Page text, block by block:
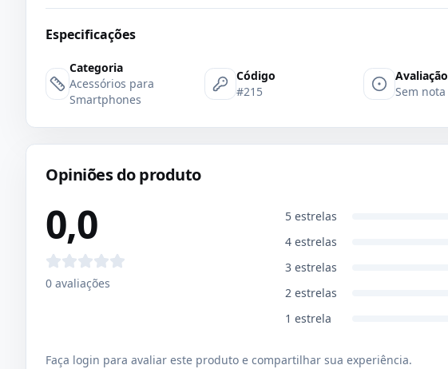
Especificações
Categoria
Acessórios para
Smartphones
Código
#215
Avaliação
Sem nota
Opiniões do produto
0,0
0 avaliações
5 estrelas
4 estrelas
3 estrelas
2 estrelas
1 estrela
Faça login para avaliar este produto e compartilhar sua experiência.